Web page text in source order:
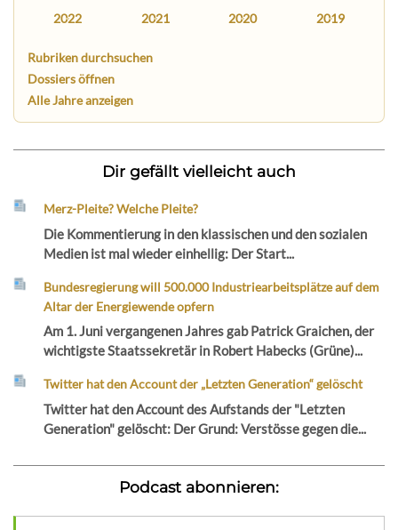
2022 2021 2020 2019
Rubriken durchsuchen
Dossiers öffnen
Alle Jahre anzeigen
Dir gefällt vielleicht auch
Merz-Pleite? Welche Pleite?
Die Kommentierung in den klassischen und den sozialen
Medien ist mal wieder einhellig: Der Start...
Bundesregierung will 500.000 Industriearbeitsplätze auf dem
Altar der Energiewende opfern
Am 1. Juni vergangenen Jahres gab Patrick Graichen, der
wichtigste Staatssekretär in Robert Habecks (Grüne)...
Twitter hat den Account der „Letzten Generation“ gelöscht
Twitter hat den Account des Aufstands der "Letzten
Generation" gelöscht: Der Grund: Verstösse gegen die...
Podcast abonnieren: